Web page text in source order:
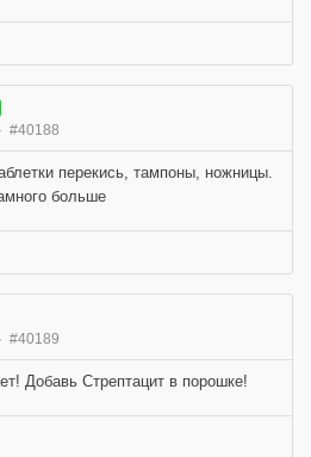
#40188
перекись, тампоны, ножницы.
больше
#40189
Добавь Стрептацит в порошке!